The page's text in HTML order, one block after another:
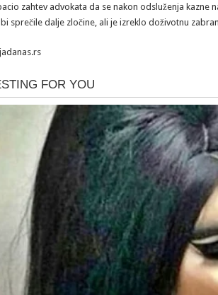
zahtev advokata da se nakon odsluženja kazne
sprečile dalje zločine, ali je izreklo doživotnu